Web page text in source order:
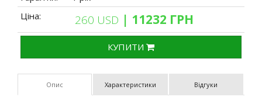
Ціна:
260 USD | 11232 ГРН
КУПИТИ
Опис Характеристики Відгуки